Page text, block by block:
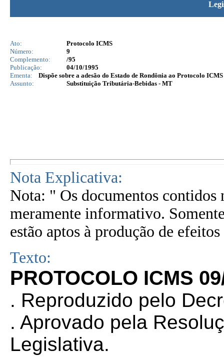
Ato:
Protocolo ICMS
Número:
9
Complemento:
/95
Publicação:
04/10/1995
Ementa:
Dispõe sobre a adesão do Estado de Rondônia ao Protocolo ICMS
Assunto:
Substituição Tributária-Bebidas - MT
Nota Explicativa:
Nota: " Os documentos contidos
meramente informativo.
estão aptos à produção de
Texto:
PROTOCOLO ICMS
. Reproduzido pelo
. Aprovado pela
Legislativa.